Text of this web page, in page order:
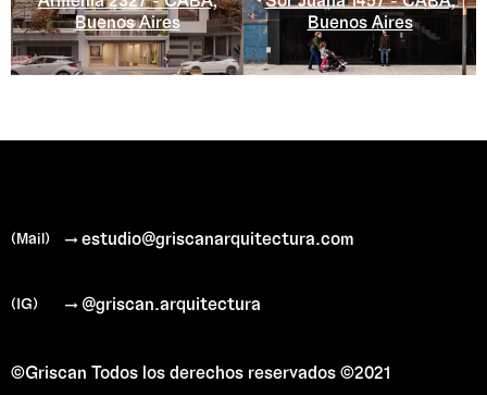
Buenos Aires
Buenos Aires
(Mail) → estudio@griscanarquitectura.com
(IG) → @griscan.arquitectura
©Griscan Todos los derechos reservados ©2021